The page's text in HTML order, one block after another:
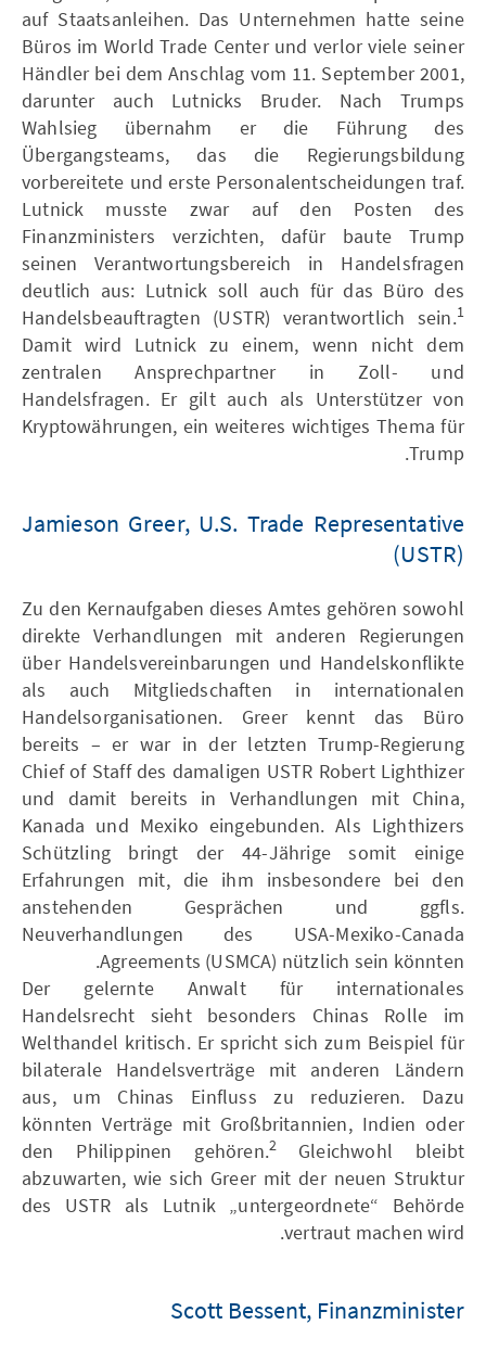
auf Staatsanleihen. Das Unternehmen hatte seine
Büros im World Trade Center und verlor viele seiner
Händler bei dem Anschlag vom 11. September 2001,
darunter auch Lutnicks Bruder. Nach Trumps
Wahlsieg übernahm er die Führung des
Übergangsteams, das die Regierungsbildung
vorbereitete und erste Personalentscheidungen traf.
Lutnick musste zwar auf den Posten des
Finanzministers verzichten, dafür baute Trump
seinen Verantwortungsbereich in Handelsfragen
deutlich aus: Lutnick soll auch für das Büro des
Handelsbeauftragten (USTR) verantwortlich sein.1
Damit wird Lutnick zu einem, wenn nicht dem
zentralen Ansprechpartner in Zoll- und
Handelsfragen. Er gilt auch als Unterstützer von
Kryptowährungen, ein weiteres wichtiges Thema für
Trump.
Jamieson Greer, U.S. Trade Representative
(USTR)
Zu den Kernaufgaben dieses Amtes gehören sowohl
direkte Verhandlungen mit anderen Regierungen
über Handelsvereinbarungen und Handelskonflikte
als auch Mitgliedschaften in internationalen
Handelsorganisationen. Greer kennt das Büro
bereits – er war in der letzten Trump-Regierung
Chief of Staff des damaligen USTR Robert Lighthizer
und damit bereits in Verhandlungen mit China,
Kanada und Mexiko eingebunden. Als Lighthizers
Schützling bringt der 44-Jährige somit einige
Erfahrungen mit, die ihm insbesondere bei den
anstehenden Gesprächen und ggfls.
Neuverhandlungen des USA-Mexiko-Canada
Agreements (USMCA) nützlich sein könnten.
Der gelernte Anwalt für internationales
Handelsrecht sieht besonders Chinas Rolle im
Welthandel kritisch. Er spricht sich zum Beispiel für
bilaterale Handelsverträge mit anderen Ländern
aus, um Chinas Einfluss zu reduzieren. Dazu
könnten Verträge mit Großbritannien, Indien oder
den Philippinen gehören.2 Gleichwohl bleibt
abzuwarten, wie sich Greer mit der neuen Struktur
des USTR als Lutnik „untergeordnete“ Behörde
vertraut machen wird.
Scott Bessent, Finanzminister